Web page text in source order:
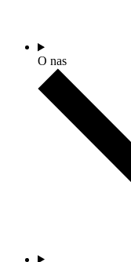
O nas